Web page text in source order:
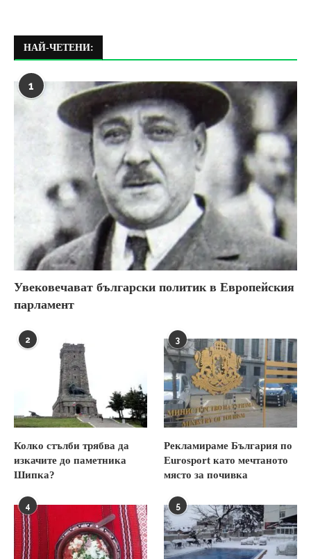
НАЙ-ЧЕТЕНИ:
1
Увековечават български политик в Европейския
парламент
2
Колко стълби трябва да
изкачите до паметника
Шипка?
3
Рекламираме България по
Eurosport като мечтаното
място за почивка
4 5